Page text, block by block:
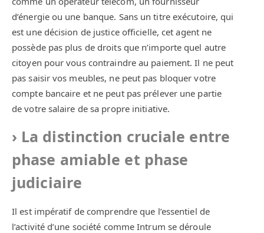
d’énergie ou une banque. Sans un titre exécutoire, qui
est une décision de justice officielle, cet agent ne
possède pas plus de droits que n’importe quel autre
citoyen pour vous contraindre au paiement. Il ne peut
pas saisir vos meubles, ne peut pas bloquer votre
compte bancaire et ne peut pas prélever une partie
de votre salaire de sa propre initiative.
La distinction cruciale entre
phase amiable et phase
judiciaire
Il est impératif de comprendre que l’essentiel de
l’activité d’une société comme Intrum se déroule